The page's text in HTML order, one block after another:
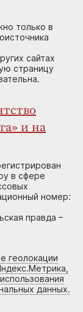
только в
сайтах
страницу
и на
в сфере
номер:
правда –
геолокации
данных.